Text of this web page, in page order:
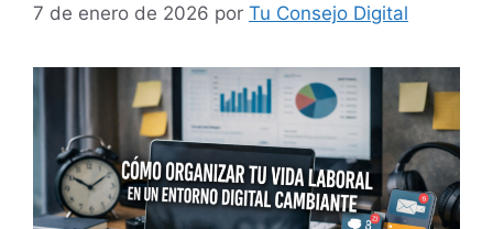
7 de enero de 2026 por Tu Consejo Digital